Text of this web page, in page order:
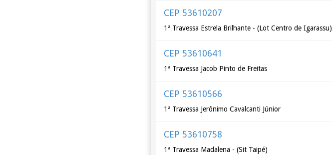
CEP 53610207
1ª Travessa Estrela Brilhante - (Lot Centro de Igarassu)
CEP 53610641
1ª Travessa Jacob Pinto de Freitas
CEP 53610566
1ª Travessa Jerônimo Cavalcanti Júnior
CEP 53610758
1ª Travessa Madalena - (Sit Taipé)